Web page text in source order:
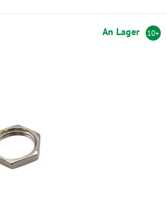
An Lager 10+